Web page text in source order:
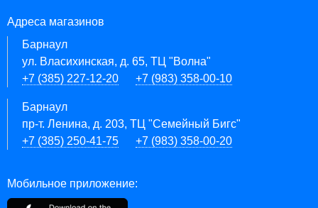
Адреса магазинов
Барнаул
ул. Власихинская, д. 65, ТЦ "Волна"
+7 (385) 227-12-20
+7 (983) 358-00-10
Барнаул
пр-т. Ленина, д. 203, ТЦ "Семейный Бигс"
+7 (385) 250-41-75
+7 (983) 358-00-20
Мобильное приложение: